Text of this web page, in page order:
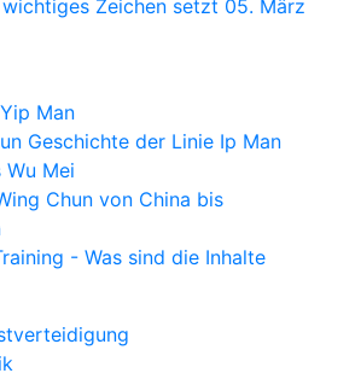
Zeichen setzt 05. März
Man
Geschichte der Linie Ip Man
Wu Mei
Chun von China bis
- Was sind die Inhalte